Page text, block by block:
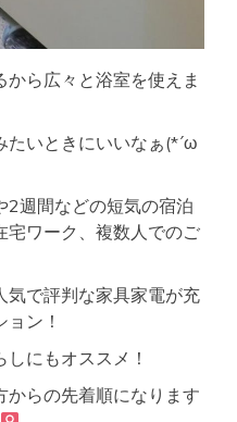
ら広々と浴室を使えま
たいときにいいなぁ(*´ω
2週間などの短気の宿泊
宅ワーク、複数人でのご
気で評判な家具家電が充
ン！
にもオススメ！
からの先着順になります